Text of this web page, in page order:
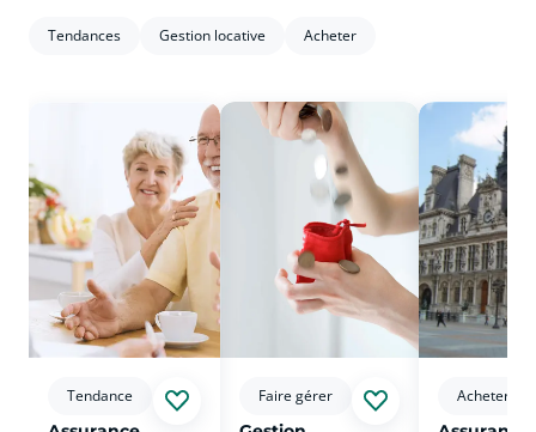
Tendances Gestion locative Acheter
Tendance
voir plus sur l'article Assurance PNO : protégez votre
Faire gérer
voir plus sur l'article GestionAcheter
voir plus